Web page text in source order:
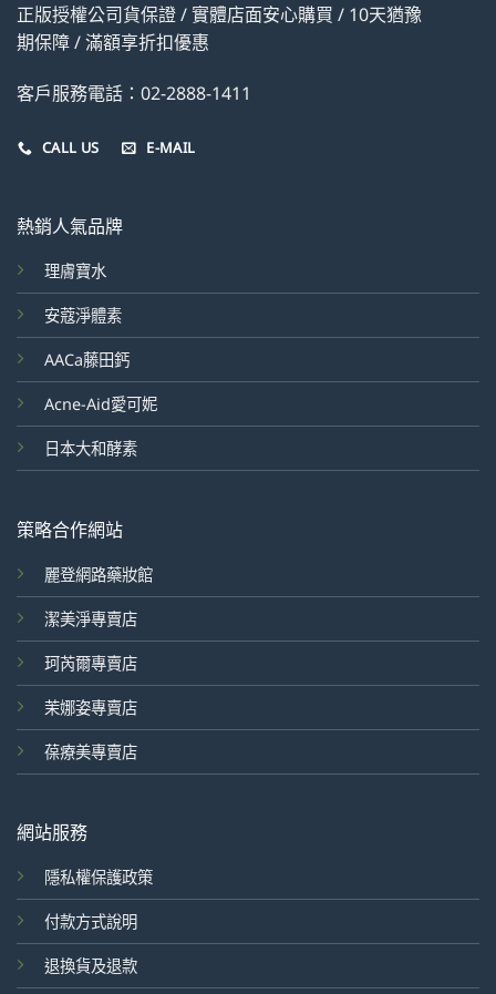
正版授權公司貨保證 / 實體店面安心購買 / 10天猶豫
期保障 / 滿額享折扣優惠
客戶服務電話：02-2888-1411
CALL US E-MAIL
熱銷人氣品牌
理膚寶水
安蔻淨體素
AACa藤田鈣
Acne-Aid愛可妮
日本大和酵素
策略合作網站
麗登網路藥妝館
潔美淨專賣店
珂芮爾專賣店
茉娜姿專賣店
葆療美專賣店
網站服務
隱私權保護政策
付款方式說明
退換貨及退款